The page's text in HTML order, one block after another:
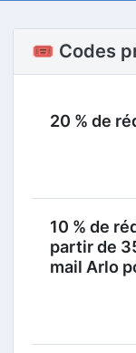
🎟️ Codes
20 % de
10 % de
partir de
mail Arlo